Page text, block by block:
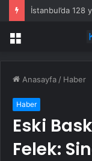
İstanbul’da 128
Menü
Anasayfa / Haber
Haber
Eski
Felek: